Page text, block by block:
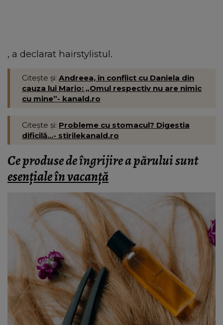
, a declarat hairstylistul.
Citește și: Andreea, în conflict cu Daniela din
cauza lui Mario: „Omul respectiv nu are nimic
cu mine”- kanald.ro
Citește și: Probleme cu stomacul? Digestia
dificilă...- stirilekanald.ro
Ce produse de îngrijire a părului sunt
esențiale în vacanță